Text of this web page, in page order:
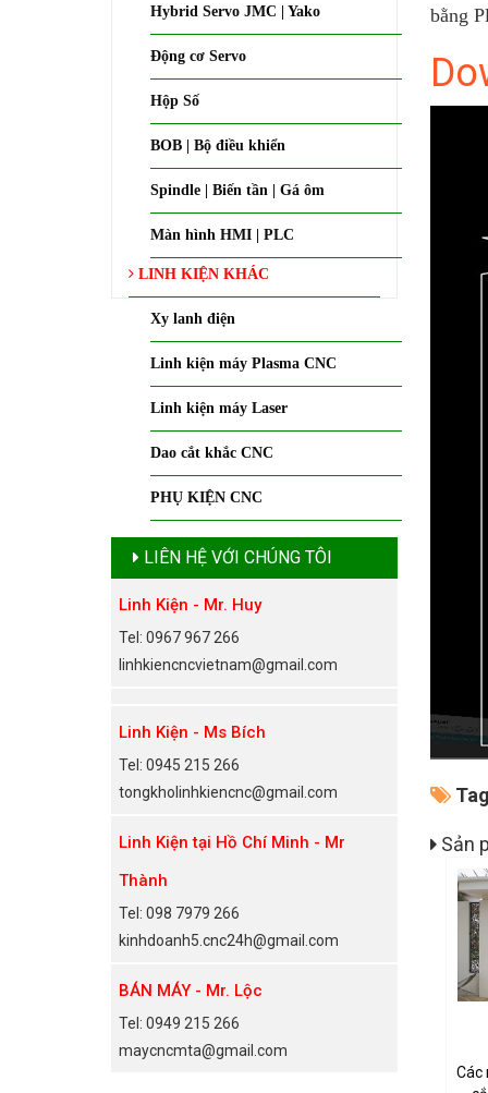
Hybrid Servo JMC | Yako
Động cơ Servo
Hộp Số
BOB | Bộ điều khiển
Spindle | Biến tần | Gá ôm
Màn hình HMI | PLC
LINH KIỆN KHÁC
Xy lanh điện
Linh kiện máy Plasma CNC
Linh kiện máy Laser
Dao cắt khắc CNC
PHỤ KIỆN CNC
LIÊN HỆ VỚI CHÚNG TÔI
Linh Kiện - Mr. Huy
Tel: 0967 967 266
linhkiencncvietnam@gmail.com
Linh Kiện - Ms Bích
Tel: 0945 215 266
tongkholinhkiencnc@gmail.com
Linh Kiện tại Hồ Chí Minh - Mr
Thành
Tel: 098 7979 266
kinhdoanh5.cnc24h@gmail.com
BÁN MÁY - Mr. Lộc
Tel: 0949 215 266
maycncmta@gmail.com
bằng
Sản
Các